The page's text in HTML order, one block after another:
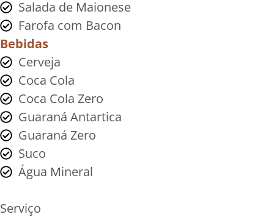
Salada de Maionese
Farofa com Bacon
Bebidas
Cerveja
Coca Cola
Coca Cola Zero
Guaraná Antartica
Guaraná Zero
Suco
Água Mineral
Serviço